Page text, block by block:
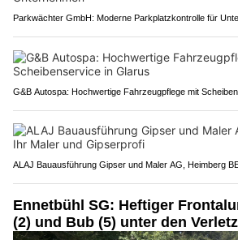
Parkwächter GmbH: Moderne Parkplatzkontrolle für
G&B Autospa: Hochwertige Fahrzeugpflege mit
ALAJ Bauausführung Gipser und Maler AG, Heimberg
Ennetbühl SG: Heftiger
(2) und Bub (5) unter den